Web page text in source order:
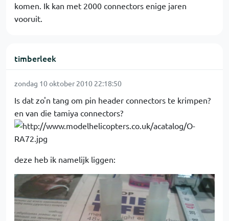
komen. Ik kan met 2000 connectors enige jaren
vooruit.
timberleek
zondag 10 oktober 2010 22:18:50
Is dat zo'n tang om pin header connectors te krimpen?
en van die tamiya connectors?
deze heb ik namelijk liggen: